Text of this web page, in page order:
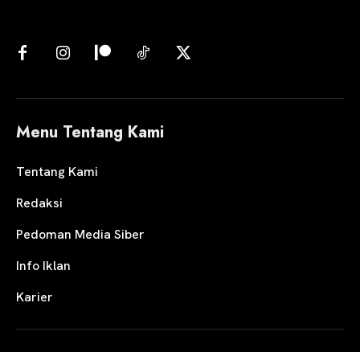
Menu Tentang Kami
Tentang Kami
Redaksi
Pedoman Media Siber
Info Iklan
Karier